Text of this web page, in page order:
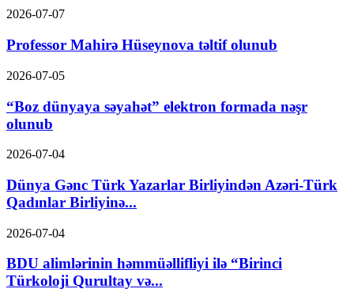
2026-07-07
Professor Mahirə Hüseynova təltif olunub
2026-07-05
“Boz dünyaya səyahət” elektron formada nəşr
olunub
2026-07-04
Dünya Gənc Türk Yazarlar Birliyindən Azəri-Türk
Qadınlar Birliyinə...
2026-07-04
BDU alimlərinin həmmüəllifliyi ilə “Birinci
Türkoloji Qurultay və...